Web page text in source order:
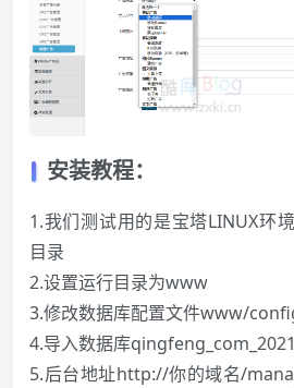
安装教程：
1.我们测试用的是宝塔LINUX环
目录
2.设置运行目录为www
3.修改数据库配置文件www/
4.导入数据库
5.后台地址http://你的域名/